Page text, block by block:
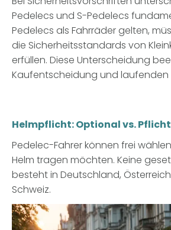
Pedelecs und S-Pedelecs
Pedelecs als Fahrräder gelten,
die Sicherheitsstandards von
erfüllen. Diese Unterscheidung
Kaufentscheidung und laufenden
Helmpflicht: Optional vs. Pflicht
Pedelec-Fahrer können frei
Helm tragen möchten. Keine
besteht in Deutschland,
Schweiz.